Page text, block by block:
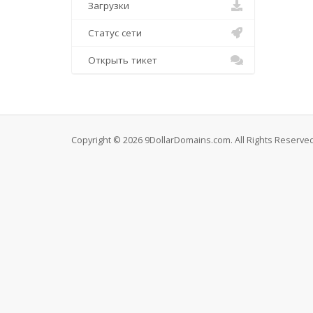
Загрузки
Статус сети
Открыть тикет
Copyright © 2026 9DollarDomains.com. All Rights